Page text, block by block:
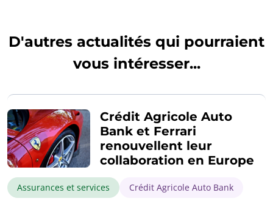
D'autres actualités qui pourraient
vous intéresser...
Crédit Agricole Auto
Bank et Ferrari
renouvellent leur
collaboration en Europe
Assurances et services Crédit Agricole Auto Bank